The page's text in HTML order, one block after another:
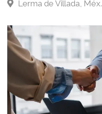
Lerma de Villada, Méx.